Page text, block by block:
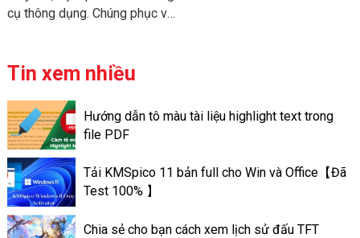
cụ thông dụng. Chúng phục vụ
tính đươc đảm bảo. Bạn cần
định kỳ. Việc tra keo tản nhiệt
trên máy tính có thể giúp máy
tính có thể đạt được hiệu suất
tốt. Và có hoạt động ổn định
tốt hơn. Sau đây là thông tin về
mức quan trọng của keo tản
nhiệt ở trên máy tính.
Tin xem nhiều
Hướng dẫn tô màu tài liệu highlight text trong
file PDF
Tải KMSpico 11 bản full cho Win và Office【Đã
Test 100% 】
Chia sẻ cho bạn cách xem lịch sử đấu TFT